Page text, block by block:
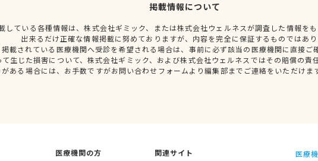
掲載情報について
している各種情報は、株式会社ギミック、または株式会社ウェルネスが調査した情報を
出来るだけ正確な情報掲載に努めておりますが、内容を完全に保証するものではあ
掲載されている医療機関へ受診を希望される場合は、事前に必ず該当の医療機関に直接ご
て生じた損害について、株式会社ギミック、および株式会社ウェルネスではその賠償の責
ある場合には、お手数ですがお問い合わせフォームより編集部までご連絡をいただけま
医療機関の方
関連サイト
医療